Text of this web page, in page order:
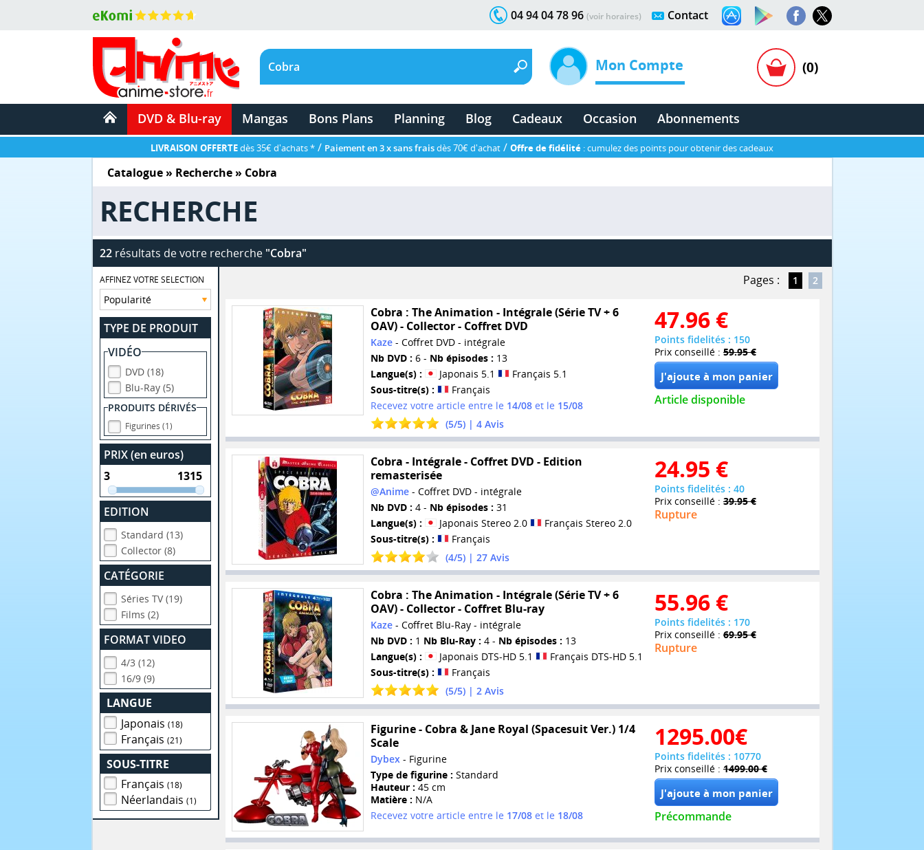
Contact
04 94 04 78 96 (voir horaires)
Mon Compte (0)
DVD & Blu-ray Mangas Bons Plans Planning Blog Cadeaux Occasion Abonnements
LIVRAISON OFFERTEdès 35€ d'achats * / Paiement en 3 x sans fraisdès 70€ d'achat / Offre de fidélité : cumulez des points pour obtenir des cadeaux
Catalogue» Recherche » Cobra
RECHERCHE
22résultats de votre recherche "Cobra"
AFFINEZ VOTRE SELECTION
TYPE DE PRODUIT
VIDÉO
DVD (18)
Blu-Ray (5)
PRODUITS DÉRIVÉS
Figurines (1)
PRIX (en euros)
EDITION
Standard (13)
Collector (8)
CATÉGORIE
Séries TV (19)
Films (2)
FORMAT VIDEO
4/3 (12)
16/9 (9)
LANGUE
Japonais(18)
Français(21)
SOUS-TITRE
Français(18)
Néerlandais(1)
Pages : 1 2
Cobra : The Animation - Intégrale (Série TV + 6
OAV) - Collector - Coffret DVD
Kaze- Coffret DVD - intégrale
Nb DVD : 6 - Nb épisodes : 13
Langue(s) :
Japonais 5.1
Français 5.1
Sous-titre(s) :
Français
Recevez votre article entre le 14/08et le 15/08
(5/5) | 4Avis
47.96 €
Points fidelités : 150
Prix conseillé : 59.95 €
Article disponible
Cobra - Intégrale - Coffret DVD - Edition
remasterisée
@Anime- Coffret DVD - intégrale
Nb DVD : 4 - Nb épisodes : 31
Langue(s) :
Japonais Stereo 2.0
Français Stereo 2.0
Sous-titre(s) :
Français
(4/5) | 27Avis
24.95 €
Points fidelités : 40
Prix conseillé : 39.95 €
Rupture
Cobra : The Animation - Intégrale (Série TV + 6
OAV) - Collector - Coffret Blu-ray
Kaze- Coffret Blu-Ray - intégrale
Nb DVD : 1 Nb Blu-Ray : 4 - Nb épisodes : 13
Langue(s) :
Japonais DTS-HD 5.1
Français DTS-HD 5.1
Sous-titre(s) :
Français
(5/5) | 2Avis
55.96 €
Points fidelités : 170
Prix conseillé : 69.95 €
Rupture
Figurine - Cobra & Jane Royal (Spacesuit Ver.) 1/4
Scale
Dybex - Figurine
Type de figurine : Standard
Hauteur : 45 cm
Matière : N/A
Recevez votre article entre le 17/08et le 18/08
1295.00€
Points fidelités : 10770
Prix conseillé : 1499.00 €
Précommande